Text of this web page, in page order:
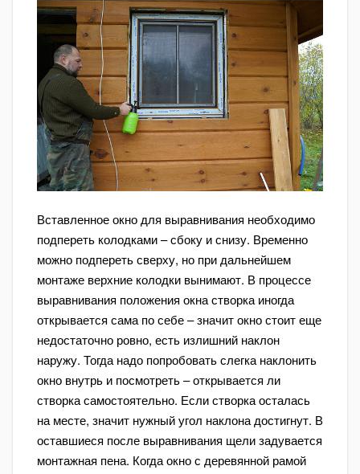
Вставленное окно для выравнивания необходимо
подпереть колодками – сбоку и снизу. Временно
можно подпереть сверху, но при дальнейшем
монтаже верхние колодки вынимают. В процессе
выравнивания положения окна створка иногда
открывается сама по себе – значит окно стоит еще
недостаточно ровно, есть излишний наклон
наружу. Тогда надо попробовать слегка наклонить
окно внутрь и посмотреть – открывается ли
створка самостоятельно. Если створка осталась
на месте, значит нужный угол наклона достигнут. В
оставшиеся после выравнивания щели задувается
монтажная пена. Когда окно с деревянной рамой